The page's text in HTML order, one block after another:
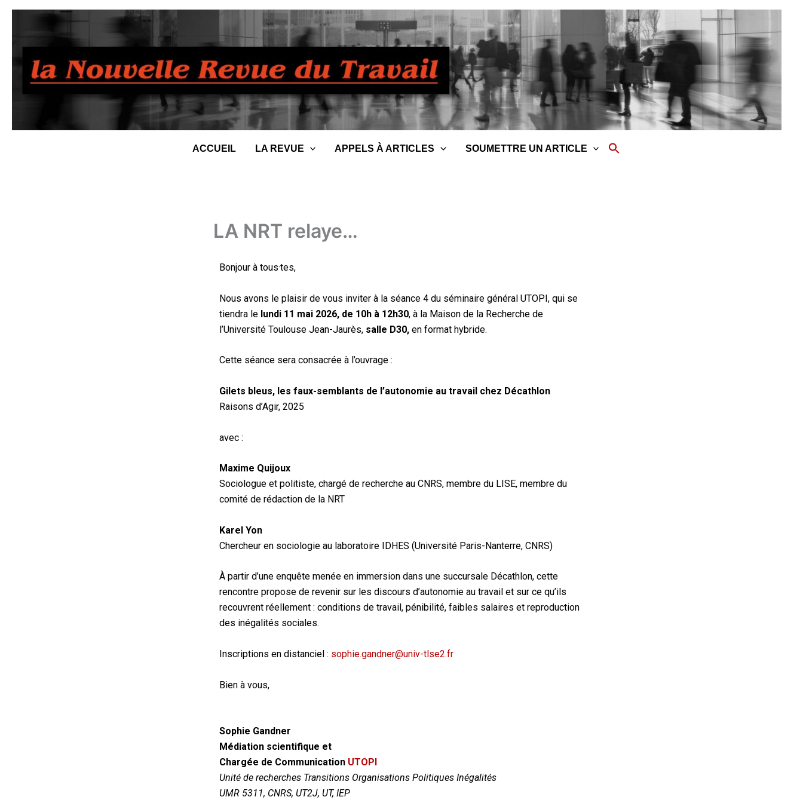
Aller
ACCUEIL LA REVUE APPELS À ARTICLES SOUMETTRE UN ARTICLE
LA NRT relaye…
Bonjour à tous·tes,
Nous avons le plaisir de vous inviter à la séance 4 du séminaire général UTOPI, qui se
tiendra le lundi 11 mai 2026, de 10h à 12h30, à la Maison de la Recherche de
l’Université Toulouse Jean-Jaurès, salle D30, en format hybride.
Cette séance sera consacrée à l’ouvrage :
Gilets bleus, les faux-semblants de l’autonomie au travail chez Décathlon
Raisons d’Agir, 2025
avec :
Maxime Quijoux
Sociologue et politiste, chargé de recherche au CNRS, membre du LISE, membre du
comité de rédaction de la NRT
Karel Yon
Chercheur en sociologie au laboratoire IDHES (Université Paris-Nanterre, CNRS)
À partir d’une enquête menée en immersion dans une succursale Décathlon, cette
rencontre propose de revenir sur les discours d’autonomie au travail et sur ce qu’ils
recouvrent réellement : conditions de travail, pénibilité, faibles salaires et reproduction
des inégalités sociales.
Inscriptions en distanciel : sophie.gandner@univ-tlse2.fr
Bien à vous,
Sophie Gandner
Médiation scientifique et
Chargée de Communication UTOPI
Unité de recherches Transitions Organisations Politiques Inégalités
UMR 5311, CNRS, UT2J, UT, IEP